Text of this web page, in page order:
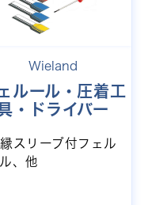
Wieland
ルール・圧着工
・ドライバー
スリーブ付フェル
、他